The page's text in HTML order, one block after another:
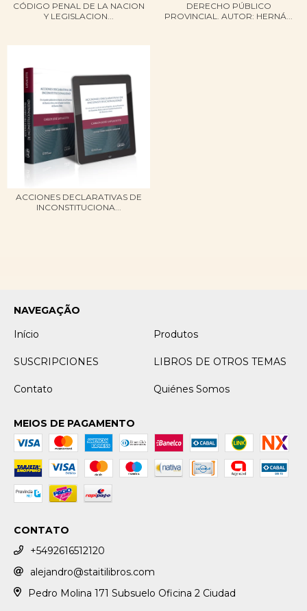
CÓDIGO PENAL DE LA NACION
Y LEGISLACION...
DERECHO PÚBLICO
PROVINCIAL. AUTOR: HERNÁ...
ACCIONES DECLARATIVAS DE
INCONSTITUCIONA...
NAVEGAÇÃO
Início
Produtos
SUSCRIPCIONES LIBROS DE OTROS TEMAS
Contato Quiénes Somos
MEIOS DE PAGAMENTO
CONTATO
+5492616512120
alejandro@staitilibros.com
Pedro Molina 171 Subsuelo Oficina 2 Ciudad